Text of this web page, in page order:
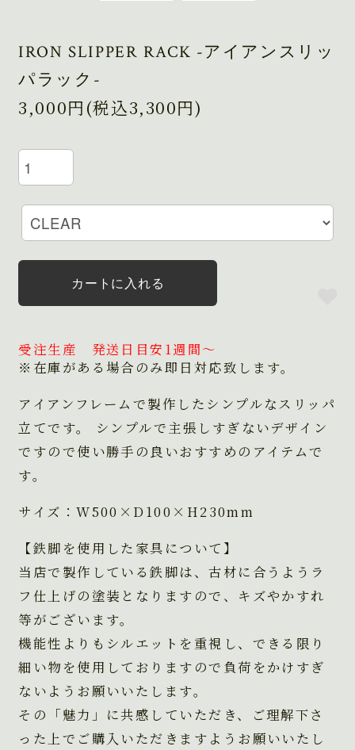
IRON SLIPPER RACK -アイアンスリッ
パラック-
3,000円(税込3,300円)
カートに入れる
受注生産 発送日目安1週間～
※在庫がある場合のみ即日対応致します。
アイアンフレームで製作したシンプルなスリッパ
立てです。 シンプルで主張しすぎないデザイン
ですので使い勝手の良いおすすめのアイテムで
す。
サイズ：W500×D100×H230mm
【鉄脚を使用した家具について】
当店で製作している鉄脚は、古材に合うようラ
フ仕上げの塗装となりますので、キズやかすれ
等がございます。
機能性よりもシルエットを重視し、できる限り
細い物を使用しておりますので負荷をかけすぎ
ないようお願いいたします。
その「魅力」に共感していただき、ご理解下さ
った上でご購入いただきますようお願いいたし